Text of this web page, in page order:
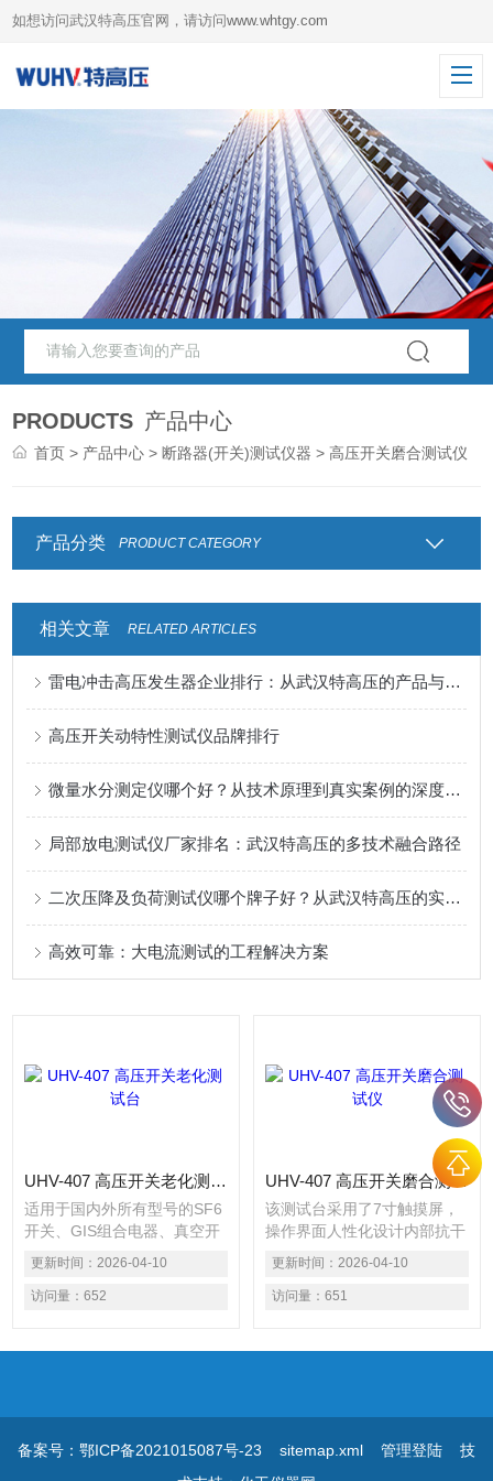
如想访问武汉特高压官网，请访问www.whtgy.com
PRODUCTS 产品中心
首页 > 产品中心 > 断路器(开关)测试仪器 > 高压开关磨合测试仪
产品分类 PRODUCT CATEGORY
相关文章 RELATED ARTICLES
雷电冲击高压发生器企业排行：从武汉特高压的产品与服务看门道
高压开关动特性测试仪品牌排行
微量水分测定仪哪个好？从技术原理到真实案例的深度解析
局部放电测试仪厂家排名：武汉特高压的多技术融合路径
二次压降及负荷测试仪哪个牌子好？从武汉特高压的实践说起
高效可靠：大电流测试的工程解决方案
UHV-407 高压开关老化测试台
适用于国内外所有型号的SF6
开关、GIS组合电器、真空开
关、油开关内部抗干扰电路可
满足800kV变电站内可靠使用
同时可测12路金属触头断口、
更新时间： 2026-04-10
访问量： 652
UHV-407 高压开关磨合测试仪
该测试台采用了7寸触摸屏，
操作界面人性化设计内部抗干
扰电路可满足800kV变电站内
可靠使用进口大功率IGBT控
制，高低电压转换响应快
更新时间： 2026-04-10
访问量： 651
备案号：鄂ICP备2021015087号-23 sitemap.xml 管理登陆技